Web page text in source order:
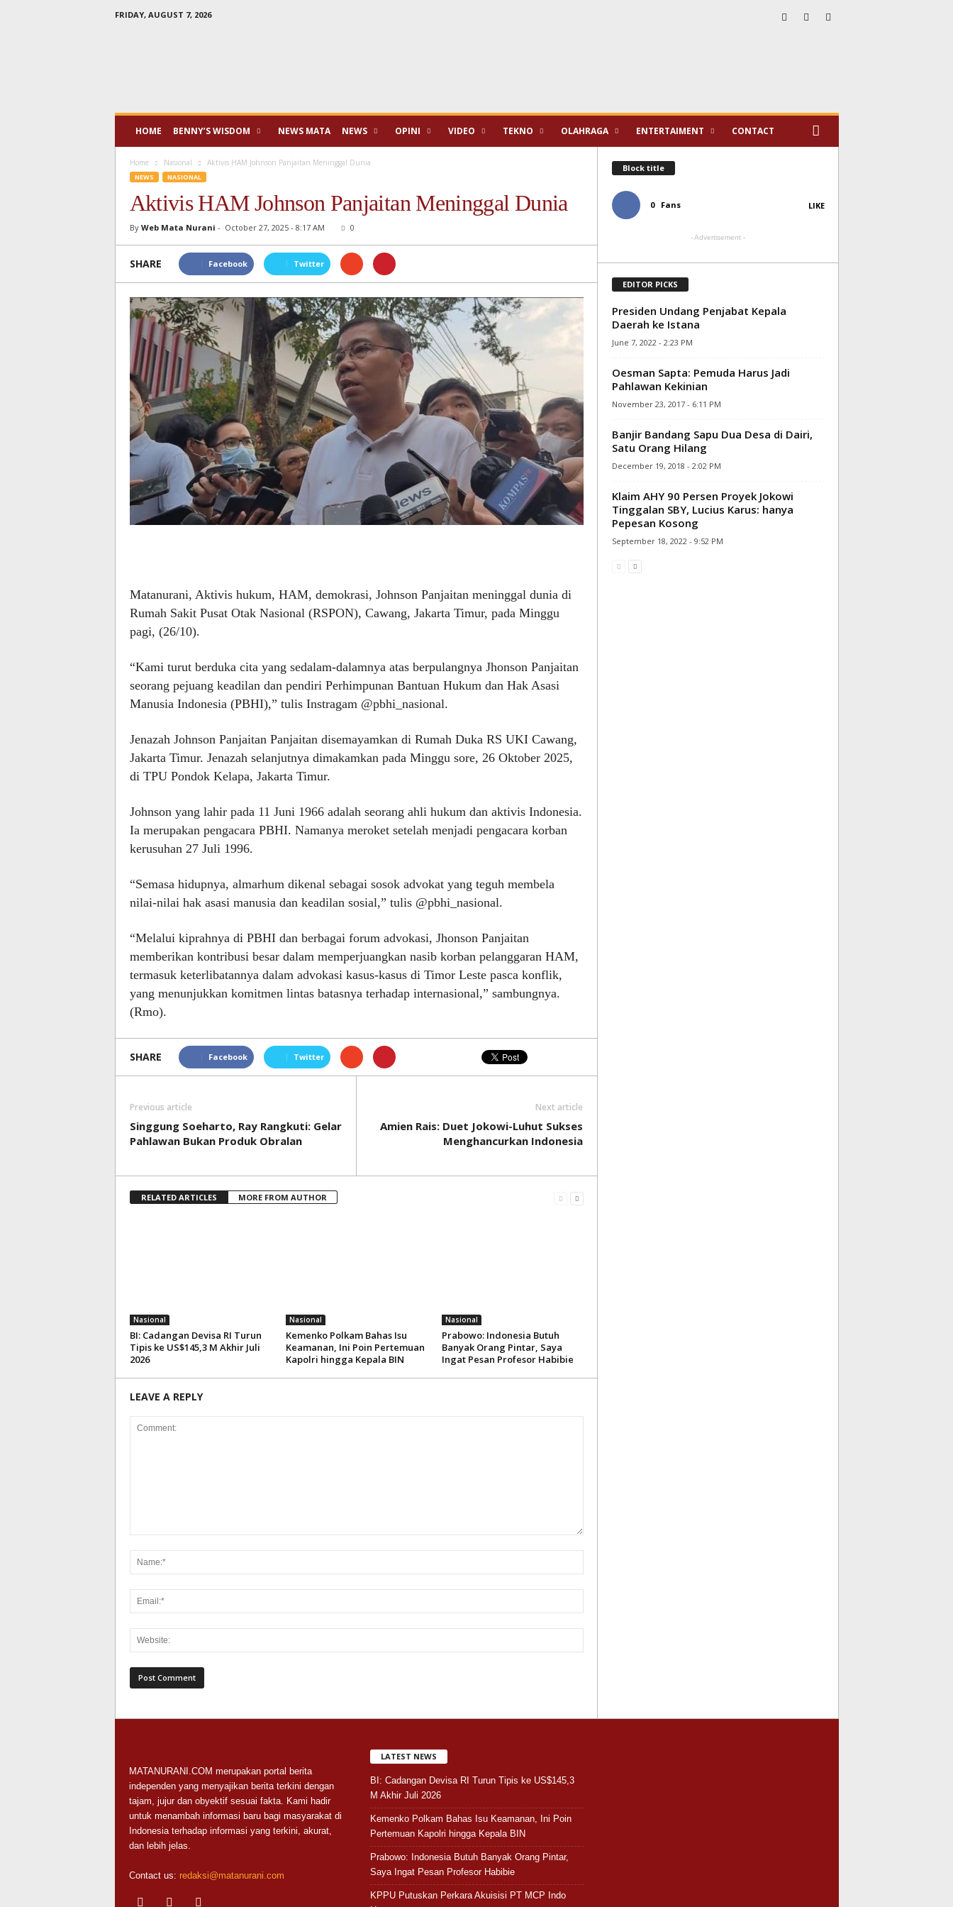
FRIDAY, AUGUST 7, 2026
HOME BENNY’S WISDOM NEWS MATA NEWS OPINI VIDEO TEKNO OLAHRAGA ENTERTAIMENT CONTACT
Home Nasional Aktivis HAM Johnson Panjaitan Meninggal Dunia
NEWS NASIONAL
Aktivis HAM Johnson Panjaitan Meninggal Dunia
By Web Mata Nurani - October 27, 2025 - 8:17 AM 0
SHARE Facebook Twitter
Matanurani, Aktivis hukum, HAM, demokrasi, Johnson Panjaitan meninggal dunia di
Rumah Sakit Pusat Otak Nasional (RSPON), Cawang, Jakarta Timur, pada Minggu
pagi, (26/10).
“Kami turut berduka cita yang sedalam-dalamnya atas berpulangnya Jhonson Panjaitan
seorang pejuang keadilan dan pendiri Perhimpunan Bantuan Hukum dan Hak Asasi
Manusia Indonesia (PBHI),” tulis Instragam @pbhi_nasional.
Jenazah Johnson Panjaitan Panjaitan disemayamkan di Rumah Duka RS UKI Cawang,
Jakarta Timur. Jenazah selanjutnya dimakamkan pada Minggu sore, 26 Oktober 2025,
di TPU Pondok Kelapa, Jakarta Timur.
Johnson yang lahir pada 11 Juni 1966 adalah seorang ahli hukum dan aktivis Indonesia.
Ia merupakan pengacara PBHI. Namanya meroket setelah menjadi pengacara korban
kerusuhan 27 Juli 1996.
“Semasa hidupnya, almarhum dikenal sebagai sosok advokat yang teguh membela
nilai-nilai hak asasi manusia dan keadilan sosial,” tulis @pbhi_nasional.
“Melalui kiprahnya di PBHI dan berbagai forum advokasi, Jhonson Panjaitan
memberikan kontribusi besar dalam memperjuangkan nasib korban pelanggaran HAM,
termasuk keterlibatannya dalam advokasi kasus-kasus di Timor Leste pasca konflik,
yang menunjukkan komitmen lintas batasnya terhadap internasional,” sambungnya.
(Rmo).
SHARE Facebook Twitter
Previous article
Singgung Soeharto, Ray Rangkuti: Gelar
Pahlawan Bukan Produk Obralan
Next article
Amien Rais: Duet Jokowi-Luhut Sukses
Menghancurkan Indonesia
RELATED ARTICLES MORE FROM AUTHOR
Nasional
BI: Cadangan Devisa RI Turun
Tipis ke US$145,3 M Akhir Juli
2026
Nasional
Kemenko Polkam Bahas Isu
Keamanan, Ini Poin Pertemuan
Kapolri hingga Kepala BIN
Nasional
Prabowo: Indonesia Butuh
Banyak Orang Pintar, Saya
Ingat Pesan Profesor Habibie
LEAVE A REPLY
Block title
0 Fans LIKE
- Advertisement -
EDITOR PICKS
Presiden Undang Penjabat Kepala
Daerah ke Istana
June 7, 2022 - 2:23 PM
Oesman Sapta: Pemuda Harus Jadi
Pahlawan Kekinian
November 23, 2017 - 6:11 PM
Banjir Bandang Sapu Dua Desa di Dairi,
Satu Orang Hilang
December 19, 2018 - 2:02 PM
Klaim AHY 90 Persen Proyek Jokowi
Tinggalan SBY, Lucius Karus: hanya
Pepesan Kosong
September 18, 2022 - 9:52 PM
MATANURANI.COM merupakan portal berita
independen yang menyajikan berita terkini dengan
tajam, jujur dan obyektif sesuai fakta. Kami hadir
untuk menambah informasi baru bagi masyarakat di
Indonesia terhadap informasi yang terkini, akurat,
dan lebih jelas.
Contact us: redaksi@matanurani.com
LATEST NEWS
BI: Cadangan Devisa RI Turun Tipis ke US$145,3
M Akhir Juli 2026
Kemenko Polkam Bahas Isu Keamanan, Ini Poin
Pertemuan Kapolri hingga Kepala BIN
Prabowo: Indonesia Butuh Banyak Orang Pintar,
Saya Ingat Pesan Profesor Habibie
KPPU Putuskan Perkara Akuisisi PT MCP Indo